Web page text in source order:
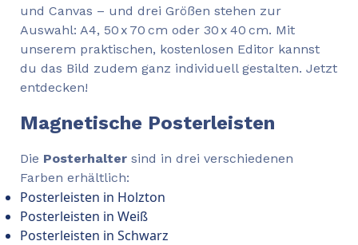
und Canvas – und drei Größen stehen zur
Auswahl: A4, 50 x 70 cm oder 30 x 40 cm. Mit
unserem praktischen, kostenlosen Editor kannst
du das Bild zudem ganz individuell gestalten. Jetzt
entdecken!
Magnetische Posterleisten
Die Posterhalter sind in drei verschiedenen
Farben erhältlich:
Posterleisten in Holzton
Posterleisten in Weiß
Posterleisten in Schwarz